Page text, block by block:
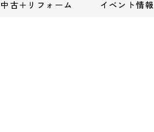
中古＋リフォーム イベント情報